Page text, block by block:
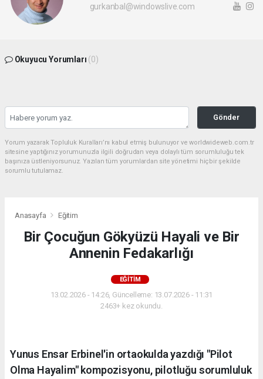
gurkanbal@windowslive.com
Okuyucu Yorumları (0)
Gönder
Yorum yazarak Topluluk Kuralları’nı kabul etmiş bulunuyor ve worldwideweb.com.tr
sitesine yaptığınız yorumunuzla ilgili doğrudan veya dolaylı tüm sorumluluğu tek
başınıza üstleniyorsunuz. Yazılan tüm yorumlardan site yönetimi hiçbir şekilde
sorumlu tutulamaz.
Anasayfa Eğitim
Bir Çocuğun Gökyüzü Hayali ve Bir
Annenin Fedakarlığı
EĞITIM
13.02.2026 - 14:26, Güncelleme: 13.07.2026 - 11:31
2463+ kez okundu.
Yunus Ensar Erbinel'in ortaokulda yazdığı "Pilot
Olma Hayalim" kompozisyonu, pilotluğu sorumluluk